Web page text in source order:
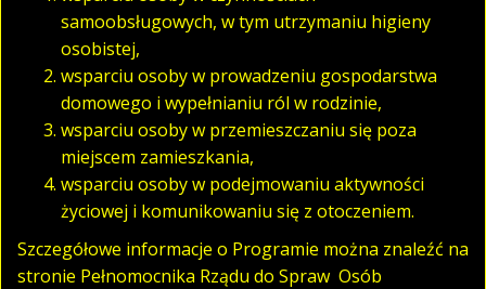
samoobsługowych, w tym utrzymaniu higieny
osobistej,
wsparciu osoby w prowadzeniu gospodarstwa
domowego i wypełnianiu ról w rodzinie,
wsparciu osoby w przemieszczaniu się poza
miejscem zamieszkania,
wsparciu osoby w podejmowaniu aktywności
życiowej i komunikowaniu się z otoczeniem.
Szczegółowe informacje o Programie można znaleźć na
stronie Pełnomocnika Rządu do Spraw Osób